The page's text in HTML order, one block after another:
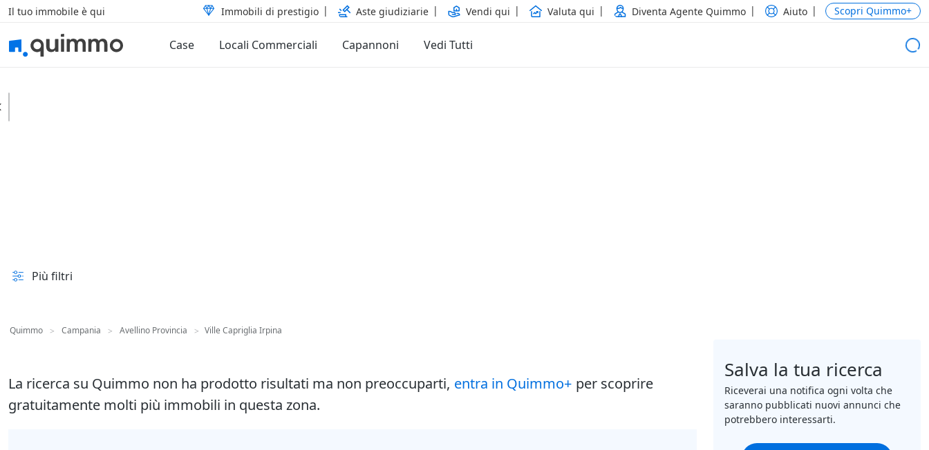
Il tuo immobile è qui Immobili di prestigio Aste giudiziarie Vendi qui Valuta qui Diventa Agente Quimmo Aiuto Scopri Quimmo+
Case Locali Commerciali Capannoni Vedi Tutti
Più filtri
Quimmo > Campania > Avellino Provincia > Ville Capriglia Irpina
La ricerca su Quimmo non ha prodotto risultati ma non preoccuparti, entra in Quimmo+ per scoprire
gratuitamente molti più immobili in questa zona.
Salva la tua ricerca
Riceverai una notifica ogni volta che
saranno pubblicati nuovi annunci che
potrebbero interessarti.